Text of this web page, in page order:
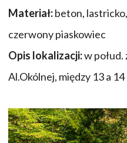
Materiał:beton,
czerwony piaskowiec
Opis lokalizacji:w połud.
Al.Okólnej, między 13 a